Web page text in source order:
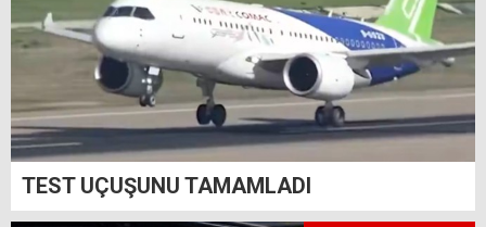
TEST UÇUŞUNU TAMAMLADI